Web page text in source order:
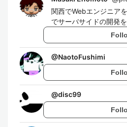
関西でWebエンジニア
でサーバサイドの開発を
@NaotoFushimi
@disc99